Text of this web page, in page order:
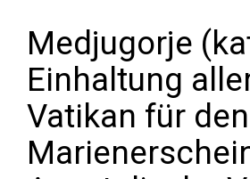
Medjugorje
Einhaltung
Vatikan für